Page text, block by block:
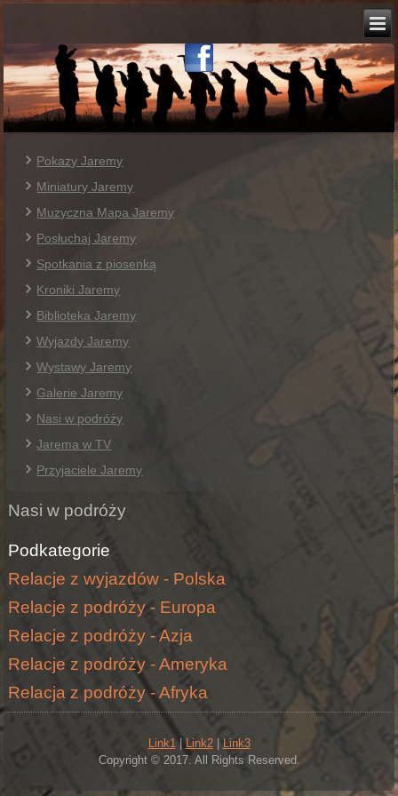
Pokazy Jaremy
Miniatury Jaremy
Muzyczna Mapa Jaremy
Posłuchaj Jaremy
Spotkania z piosenką
Kroniki Jaremy
Biblioteka Jaremy
Wyjazdy Jaremy
Wystawy Jaremy
Galerie Jaremy
Nasi w podróży
Jarema w TV
Przyjaciele Jaremy
Nasi w podróży
Podkategorie
Relacje z wyjazdów - Polska
Relacje z podróży - Europa
Relacje z podróży - Azja
Relacje z podróży - Ameryka
Relacja z podróży - Afryka
Link1 |Link2|
Link3
Copyright © 2017. All Rights Reserved.